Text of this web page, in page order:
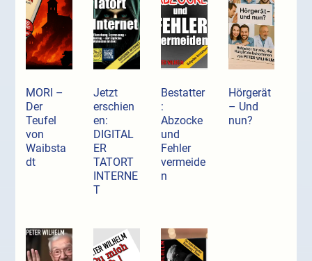
MORI –
Der
Teufel
von
Waibsta
dt
Jetzt
erschien
en:
DIGITAL
ER
TATORT
INTERNE
T
Bestatter
:
Abzocke
und
Fehler
vermeide
n
Hörgerät
– Und
nun?